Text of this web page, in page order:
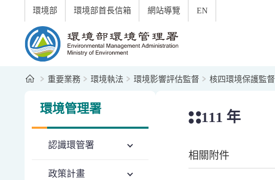
跳到主要內容區塊
環境部 環境部首長信箱 網站導覽
EN
首頁重要業務 環境執法 環境影響評估監督 核四環境保護監督
環境管理署
認識環管署
政策計畫
111 年
相關附件